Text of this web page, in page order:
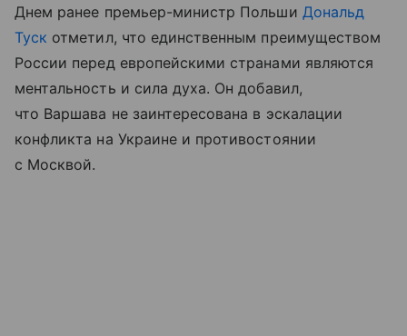
Днем ранее премьер-министр Польши Дональд
Туск отметил, что единственным преимуществом
России перед европейскими странами являются
ментальность и сила духа. Он добавил,
что Варшава не заинтересована в эскалации
конфликта на Украине и противостоянии
с Москвой.